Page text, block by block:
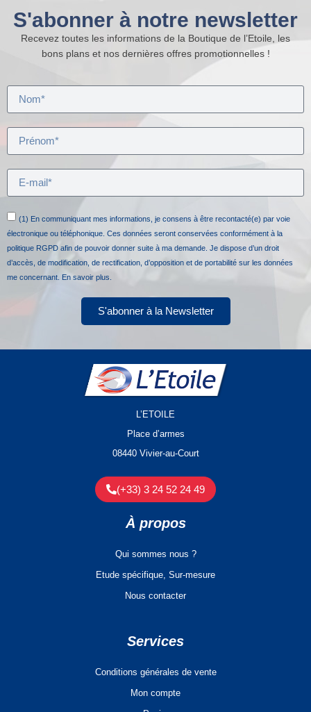
S'abonner à notre newsletter
Recevez toutes les informations de la Boutique de l’Etoile, les
bons plans et nos dernières offres promotionnelles !
(1) En communiquant mes informations, je consens à être recontacté(e) par voie
électronique ou téléphonique. Ces données seront conservées conformément à la
politique RGPD afin de pouvoir donner suite à ma demande. Je dispose d’un droit
d’accès, de modification, de rectification, d’opposition et de portabilité sur les données
me concernant. En savoir plus.
S'abonner à la Newsletter
L’ETOILE
Place d’armes
08440 Vivier-au-Court
(+33) 3 24 52 24 49
À propos
Qui sommes nous ?
Etude spécifique, Sur-mesure
Nous contacter
Services
Conditions générales de vente
Mon compte